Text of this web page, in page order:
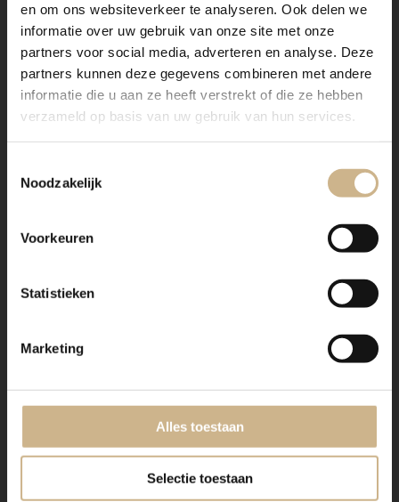
en om ons websiteverkeer te analyseren. Ook delen we
informatie over uw gebruik van onze site met onze
partners voor social media, adverteren en analyse. Deze
partners kunnen deze gegevens combineren met andere
informatie die u aan ze heeft verstrekt of die ze hebben
verzameld op basis van uw gebruik van hun services.
Noodzakelijk
Voorkeuren
Statistieken
Marketing
Alles toestaan
Selectie toestaan
Verzending
Maatwerk hout
vrijwel elke gewenste maat, indeling en RAL-kleur
Benieuwd naar de mogelijkheden? Kom eens langs, of
neem contact met ons op. Wij maken vrijblijvend een
offerte voor het meubel van je voorkeur!